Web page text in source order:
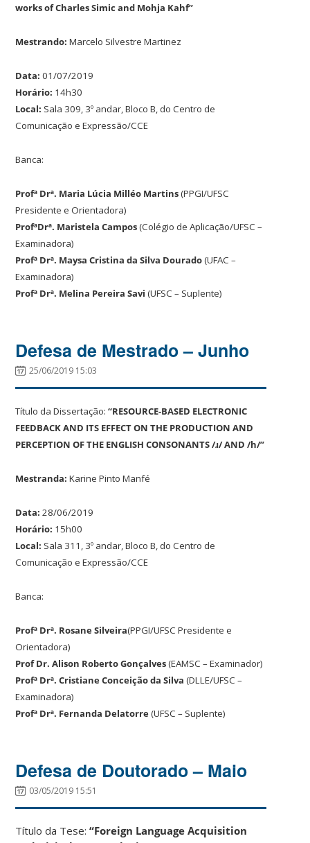
works of Charles Simic and Mohja Kahf”
Mestrando:Marcelo Silvestre Martinez
Data: 01/07/2019
Horário: 14h30
Local: Sala 309, 3º andar, Bloco B, do Centro de
Comunicação e Expressão/CCE
Banca:
Profª Drª. Maria Lúcia Milléo Martins(PPGI/UFSC
Presidente e Orientadora)
ProfªDrª. Maristela Campos(Colégio de Aplicação/UFSC –
Examinadora)
Profª Drª. Maysa Cristina da Silva Dourado(UFAC –
Examinadora)
Profª Drª. Melina Pereira Savi(UFSC – Suplente)
Defesa de Mestrado – Junho
25/06/2019 15:03
Título da Dissertação:“RESOURCE-BASED ELECTRONIC
FEEDBACK AND ITS EFFECT ON THE PRODUCTION AND
PERCEPTION OF THE ENGLISH CONSONANTS /ɹ/ AND /h/”
Mestranda:Karine Pinto Manfé
Data: 28/06/2019
Horário: 15h00
Local: Sala 311, 3º andar, Bloco B, do Centro de
Comunicação e Expressão/CCE
Banca:
Profª Drª. Rosane Silveira(PPGI/UFSC Presidente e
Orientadora)
ProfDr. Alison Roberto Gonçalves(EAMSC – Examinador)
Profª Drª. Cristiane Conceição da Silva (DLLE/UFSC –
Examinadora)
Profª Drª. Fernanda Delatorre(UFSC – Suplente)
Defesa de Doutorado – Maio
03/05/2019 15:51
Título da Tese:“Foreign Language Acquisition